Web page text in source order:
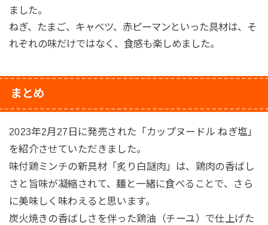
ました。
ねぎ、たまご、キャベツ、赤ピーマンといった具材は、そ
れぞれの味だけではなく、食感も楽しめました。
まとめ
2023年2月27日に発売された「カップヌードル ねぎ塩」
を紹介させていただきました。
味付鶏ミンチの新具材「炙り白謎肉」は、鶏肉の香ばし
さと旨味が凝縮されて、麺と一緒に食べることで、さら
に美味しく味わえると思います。
炭火焼きの香ばしさを伴った鶏油（チーユ）で仕上げた